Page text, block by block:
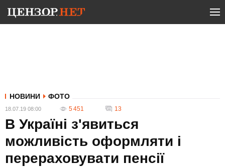
НОВИНИ ФОТО
18.07.19 08:00 5 451 13
В Україні з'явиться
можливість оформляти і
перераховувати пенсії